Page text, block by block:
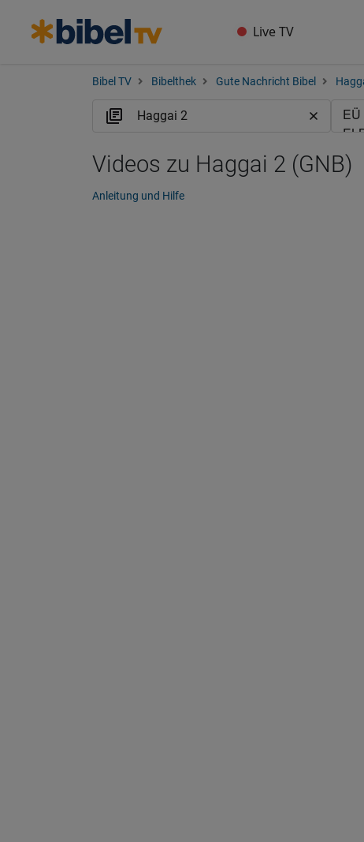
Live TV
Bibel TV Bibelthek Gute Nachricht Bibel
Videos zu Haggai 2 (GNB)
Anleitung und Hilfe